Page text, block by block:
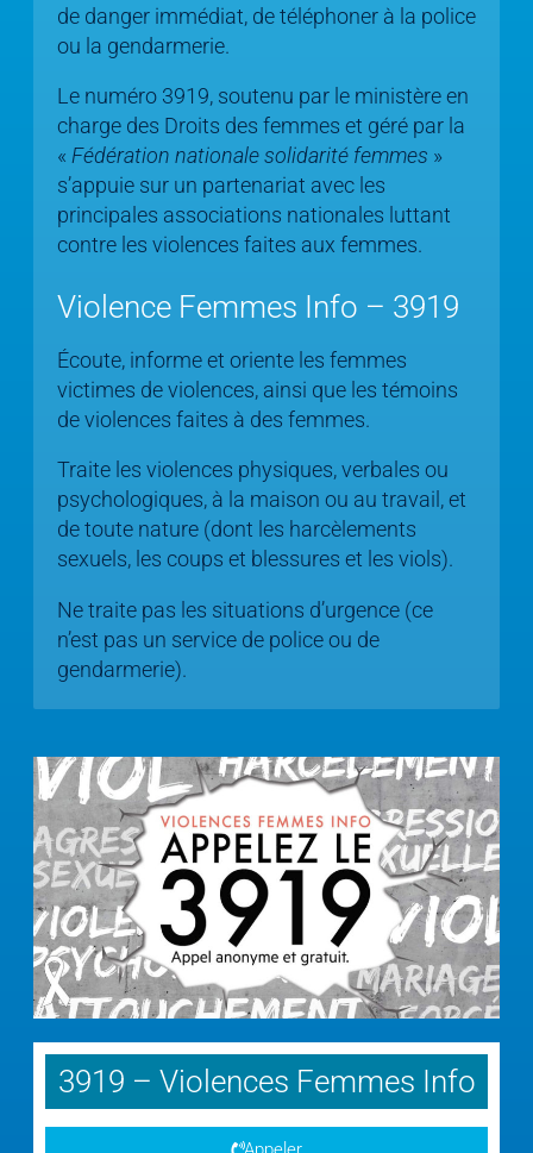
de danger immédiat, de téléphoner à la police
ou la gendarmerie.
Le numéro 3919, soutenu par le ministère en
charge des Droits des femmes et géré par la
« Fédération nationale solidarité femmes »
s’appuie sur un partenariat avec les
principales associations nationales luttant
contre les violences faites aux femmes.
Violence Femmes Info – 3919
Écoute, informe et oriente les femmes
victimes de violences, ainsi que les témoins
de violences faites à des femmes.
Traite les violences physiques, verbales ou
psychologiques, à la maison ou au travail, et
de toute nature (dont les harcèlements
sexuels, les coups et blessures et les viols).
Ne traite pas les situations d’urgence (ce
n’est pas un service de police ou de
gendarmerie).
3919 – Violences Femmes Info